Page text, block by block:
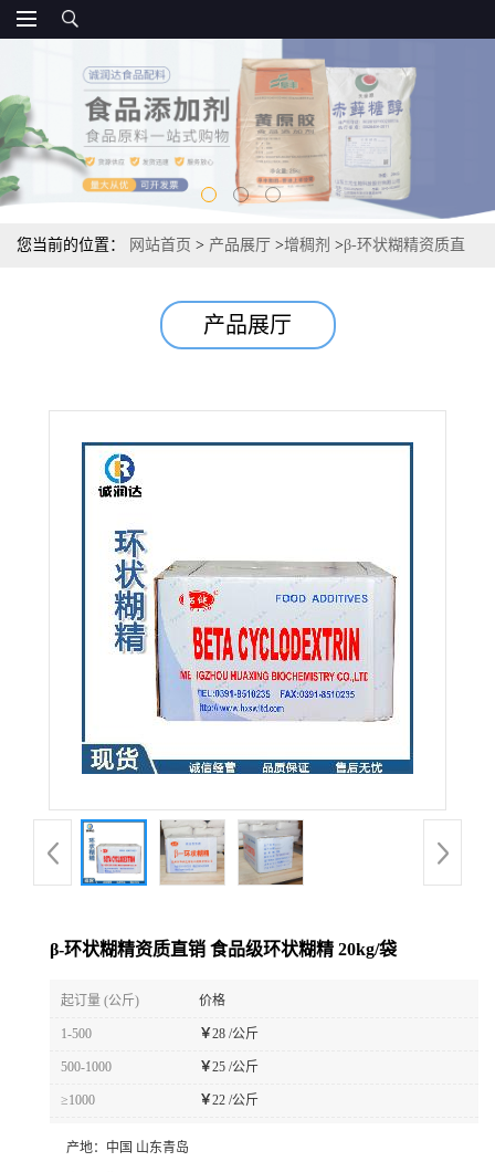
您当前的位置： 网站首页 > 产品展厅 >增稠剂 >β-环状糊精资质直
产品展厅
β-环状糊精资质直销 食品级环状糊精 20kg/袋
起订量 (公斤) 价格
1-500 ￥28 /公斤
500-1000 ￥25 /公斤
≥1000 ￥22 /公斤
产地： 中国 山东青岛